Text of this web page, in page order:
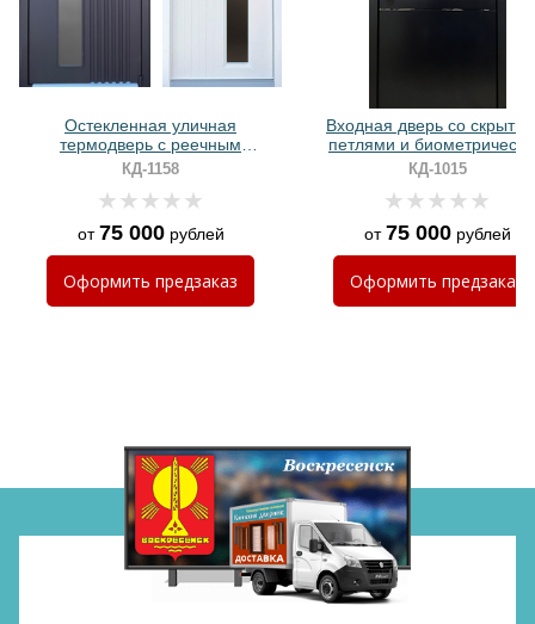
Хочу такую
Хочу такую
Хочу такую
Остекленная уличная
термодверь с реечным
оформлением и порошковым
окрашиванием
КД-1158
от75 000рублей
Оформить предзаказ
Входная дверь со
петлями и
замком (МДФ с
КД-1015
от75 000рублей
Оформить предзаказ